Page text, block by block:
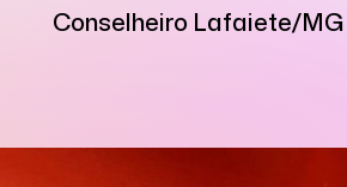
Conselheiro Lafaiete/MG